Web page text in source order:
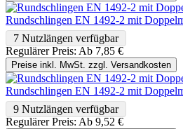
Rundschlingen EN 1492-2 mit
7 Nutzlängen verfügbar
Regulärer Preis: Ab 7,85 €
Preise inkl. MwSt. zzgl. Versandkosten
Rundschlingen EN 1492-2 mit
9 Nutzlängen verfügbar
Regulärer Preis: Ab 9,52 €